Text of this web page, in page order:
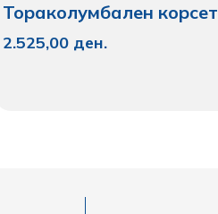
Тораколумбален корсет
2.525,00 ден.